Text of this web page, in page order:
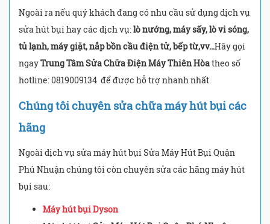
Ngoài ra nếu quý khách đang có nhu cầu sử dụng dịch vụ
sửa hút bụi hay các dịch vụ:lò nướng, máy sấy, lò vi sóng,
tủ lạnh, máy giặt, nắp bồn cầu điện tử, bếp từ,vv…Hãy gọi
ngayTrung Tâm Sửa Chữa Điện Máy Thiên Hòatheo số
hotline: 0819009134 để được hỗ trợ nhanh nhất.
Chúng tôi chuyên sửa chữa máy hút bụi các
hãng
Ngoài dịch vụ sửa máy hút bụi Sửa Máy Hút Bụi Quận
Phú Nhuận chúng tôi còn chuyên sửa các hãng máy hút
bụi sau:
Máy hút bụi Dyson